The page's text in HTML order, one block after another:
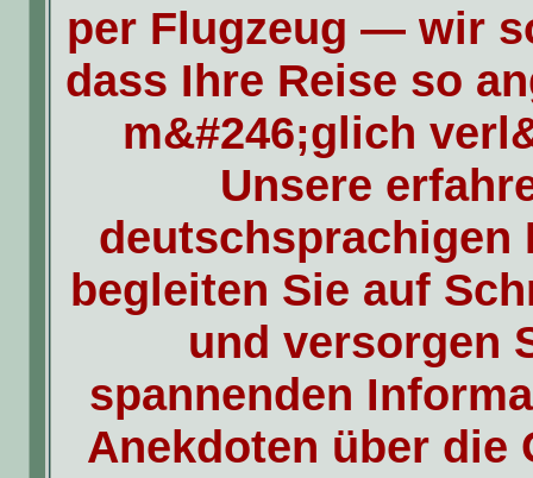
per Flugzeug — wir
dass Ihre Reise so
m&#246;glich
Unsere
deutschsprachigen
begleiten Sie auf
und versorgen
spannenden
Anekdoten über die